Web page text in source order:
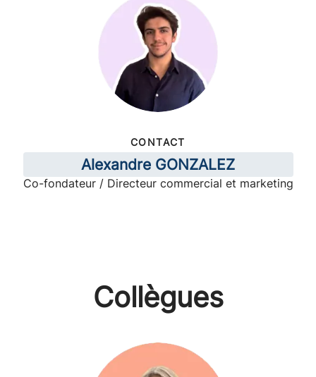
CONTACT
Alexandre GONZALEZ
Co-fondateur / Directeur commercial et marketing
Collègues